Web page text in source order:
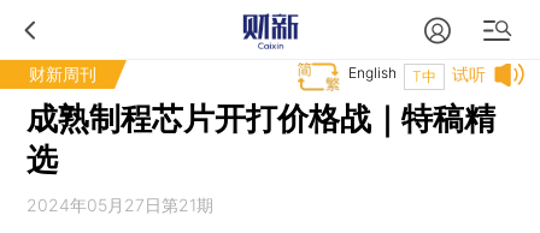
财新周刊 试听
T中
English
成熟制程芯片开打价格战｜特稿精
选
2024年05月27日第21期